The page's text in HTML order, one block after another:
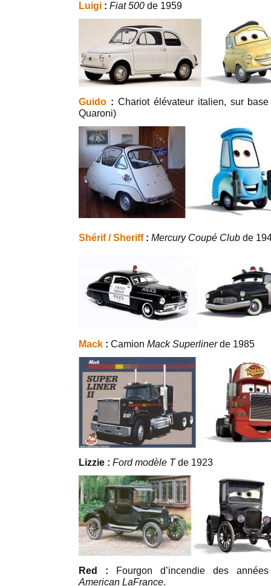
Luigi : Fiat 500 de 1959
Guido : Chariot élévateur italien, sur
Quaroni)
Shérif / Sheriff: Mercury Coupé Club de
Mack : Camion Mack Superlinerde 1985
Lizzie : Ford modèle Tde 1923
Red :
Fourgon d’incendie des
American LaFrance.